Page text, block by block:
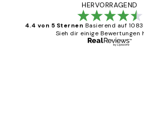
HERVORRAGEND
4.4 von 5 Sternen Basierend auf
Sieh dir einige Bewertungen